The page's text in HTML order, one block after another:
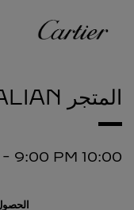
كارتييه
المتجر CARTIER
10:00 AM
- 9:00 PM